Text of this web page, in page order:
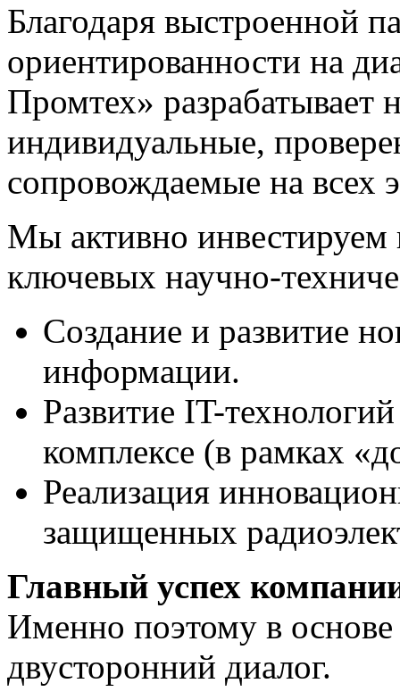
Благодаря выстроенной
ориентированности на
Промтех» разрабатывает
индивидуальные,
сопровождаемые на всех
Мы активно инвестируем
ключевых научно-
Создание и развитие
информации.
Развитие IT-
комплексе (в рамках
Реализация
защищенных
Главный успех
Именно поэтому в
двусторонний диалог.